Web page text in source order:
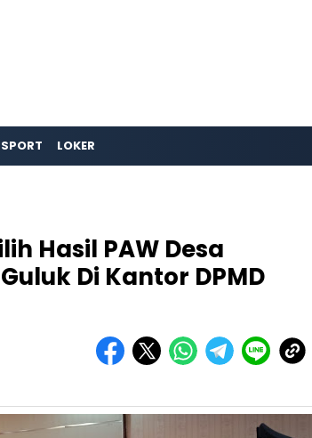
SPORT LOKER
Hasil PAW Desa
Di Kantor DPMD